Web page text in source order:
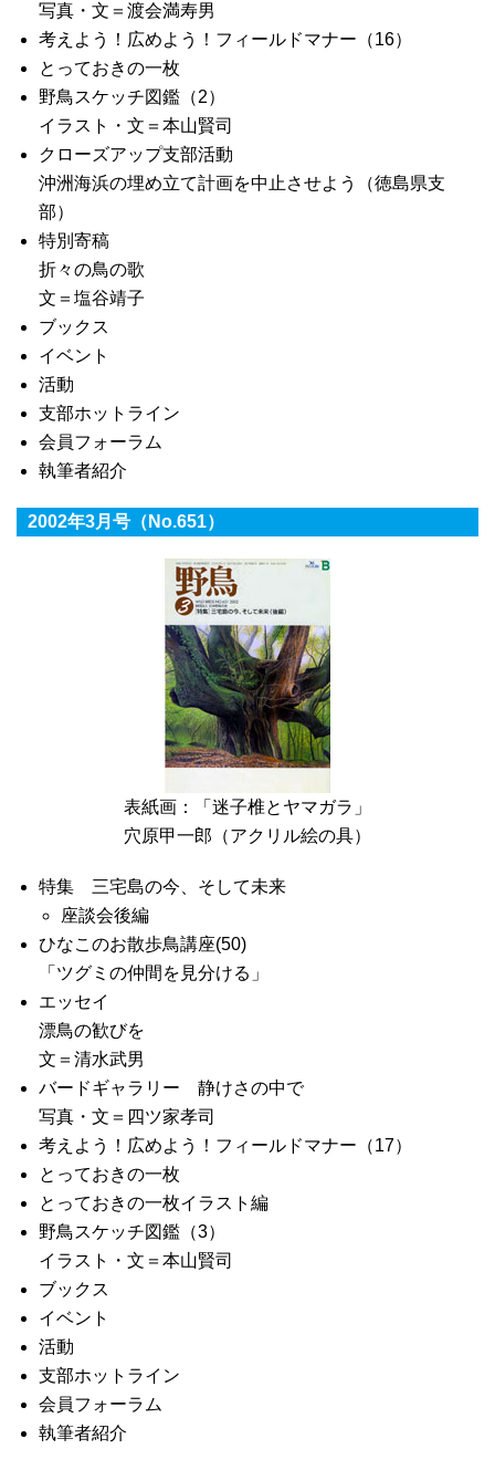
写真・文＝渡会満寿男
考えよう！広めよう！フィールドマナー（16）
とっておきの一枚
野鳥スケッチ図鑑（2）
イラスト・文＝本山賢司
クローズアップ支部活動
沖洲海浜の埋め立て計画を中止させよう（徳島県支
部）
特別寄稿
折々の鳥の歌
文＝塩谷靖子
ブックス
イベント
活動
支部ホットライン
会員フォーラム
執筆者紹介
2002年3月号（No.651）
表紙画：「迷子椎とヤマガラ」
穴原甲一郎（アクリル絵の具）
特集 三宅島の今、そして未来
座談会後編
ひなこのお散歩鳥講座(50)
「ツグミの仲間を見分ける」
エッセイ
漂鳥の歓びを
文＝清水武男
バードギャラリー 静けさの中で
写真・文＝四ツ家孝司
考えよう！広めよう！フィールドマナー（17）
とっておきの一枚
とっておきの一枚イラスト編
野鳥スケッチ図鑑（3）
イラスト・文＝本山賢司
ブックス
イベント
活動
支部ホットライン
会員フォーラム
執筆者紹介